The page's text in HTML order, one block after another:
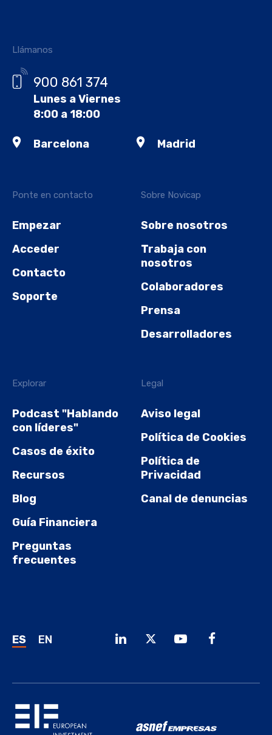
Ponte en contacto
Empezar
Acceder
Contacto
Soporte
Sobre Novicap
Sobre nosotros
Trabaja con
nosotros
Colaboradores
Prensa
Desarrolladores
Explorar
Podcast "Hablando
con líderes"
Casos de éxito
Recursos
Blog
Guía Financiera
Preguntas
frecuentes
Legal
Aviso legal
Política de Cookies
Política de
Privacidad
Canal de denuncias
Llámanos
900 861 374
Lunes a Viernes
8:00 a 18:00
Barcelona Madrid
ES EN